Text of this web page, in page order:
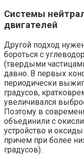
Системы
двигателей
Другой подход
бороться с
(твердыми
давно. В первых
периодически
градусов,
увеличивался
Поэтому в
объединили с
устройство и оксиды
причем при более
градусов).